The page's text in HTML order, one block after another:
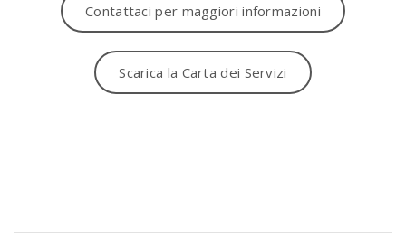
Contattaci per maggiori informazioni
Scarica la Carta dei Servizi